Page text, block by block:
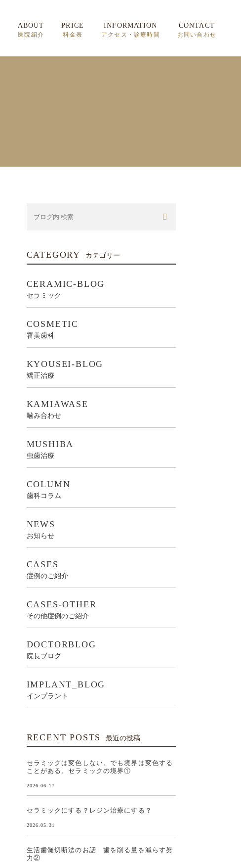
ABOUT
医院紹介
PRICE
料金表
INFORMATION
アクセス・診療時間
CONTACT
お問い合わせ
CATEGORY カテゴリー
CERAMIC-BLOG
セラミック
COSMETIC
審美歯科
KYOUSEI-BLOG
矯正治療
KAMIAWASE
噛み合わせ
MUSHIBA
虫歯治療
COLUMN
歯科コラム
NEWS
お知らせ
CASES
症例のご紹介
CASES-OTHER
その他症例のご紹介
DOCTORBLOG
院長ブログ
IMPLANT_BLOG
インプラント
RECENT POSTS 最近の投稿
セラミックは変色しない。でも境界は変色する
ことがある。セラミックの境界①
2026.06.17
セラミックにする？レジン治療にする？
2026.05.31
生活歯髄切断法のお話 歯を削る量を減らす努
力②